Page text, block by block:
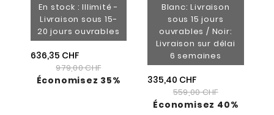
En stock : Illimité -
Livraison sous 15-
20 jours ouvrables
636,35 CHF
979,00 CHF
Économisez 35%
Blanc: Livraison
sous 15 jours
ouvrables / Noir:
Livraison sur délai
6 semaines
335,40 CHF
559,00 CHF
Économisez 40%